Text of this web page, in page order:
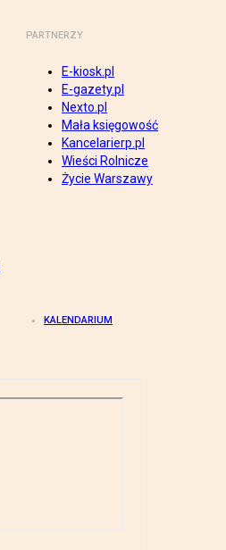
PARTNERZY
E-kiosk.pl
E-gazety.pl
Nexto.pl
Mała księgowość
Kancelarierp.pl
Wieści Rolnicze
Życie Warszawy
KALENDARIUM